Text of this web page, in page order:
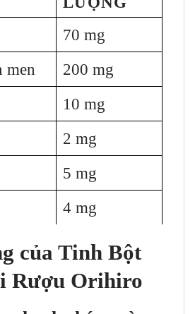
70 mg
men
200 mg
10 mg
2 mg
5 mg
4 mg
của Tinh Bột
Rượu Orihiro